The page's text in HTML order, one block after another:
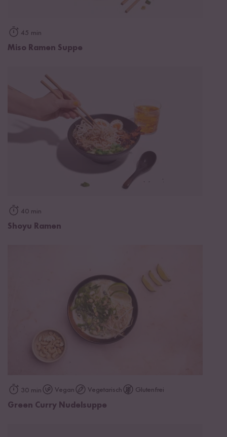
45 min
Miso Ramen Suppe
40 min
Shoyu Ramen
30 min Vegan Vegetarisch Glutenfrei
Green Curry Nudelsuppe